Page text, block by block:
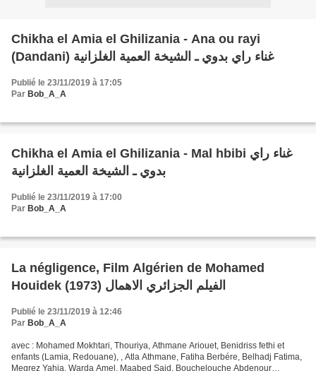
Chikha el Amia el Ghilizania - Ana ou rayi
(Dandani) غناء راي بدوي ـ الشيخة العمية الغلزانية
Publié le 23/11/2019 à 17:05
Par Bob_A_A
Chikha el Amia el Ghilizania - Mal hbibi غناء راي
بدوي ـ الشيخة العمية الغلزانية
Publié le 23/11/2019 à 17:00
Par Bob_A_A
La négligence, Film Algérien de Mohamed
Houidek (1973) الفيلم الجزائري الاهمال
Publié le 23/11/2019 à 12:46
Par Bob_A_A
avec : Mohamed Mokhtari, Thouriya, Athmane Ariouet, Benidriss fethi et
enfants (Lamia, Redouane), , Atla Athmane, Fatiha Berbére, Belhadj Fatima,
Megrez Yahia, Warda Amel, Maabed Said, Bouchelouche Abdenour